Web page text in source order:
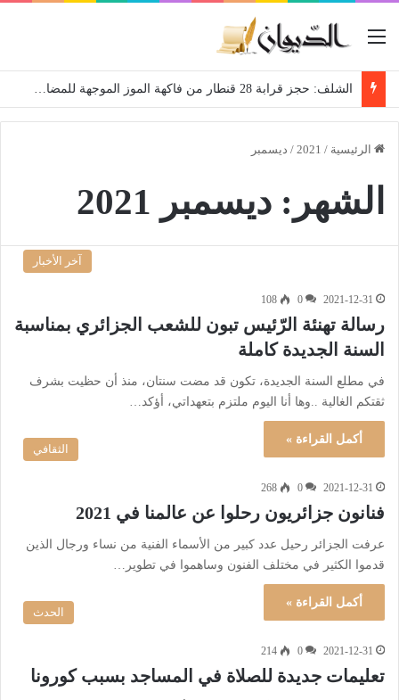
القائمة
الشلف: حجز قرابة 28 قنطار من فاكهة الموز الموجهة للمضاربة
الرئيسية /
2021
/ ديسمبر
الشهر: ديسمبر 2021
آخر الأخبار
2021-12-31
0
108
رسالة تهنئة الرّئيس تبون للشعب الجزائري بمناسبة
السنة الجديدة كاملة
في مطلع السنة الجديدة، تكون قد مضت سنتان، منذ أن حظيت بشرف
ثقتكم الغالية ..وها أنا اليوم ملتزم بتعهداتي، أؤكد…
أكمل القراءة »
الثقافي
2021-12-31
0
268
فنانون جزائريون رحلوا عن عالمنا في 2021
عرفت الجزائر رحيل عدد كبير من الأسماء الفنية من نساء ورجال الذين
قدموا الكثير في مختلف الفنون وساهموا في تطوير…
أكمل القراءة »
الحدث
2021-12-31
0
214
تعليمات جديدة للصلاة في المساجد بسبب كورونا